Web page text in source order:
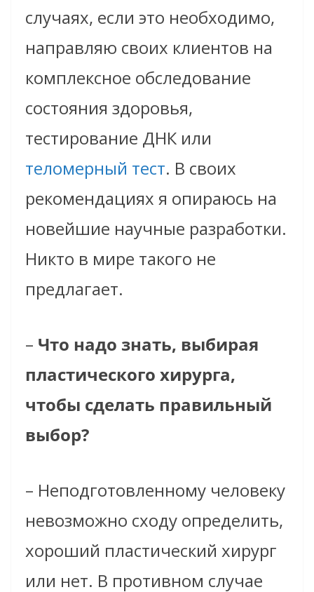
случаях, если это необходимо,
направляю своих клиентов на
комплексное обследование
состояния здоровья,
тестирование ДНК или
теломерный тест. В своих
рекомендациях я опираюсь на
новейшие научные разработки.
Никто в мире такого не
предлагает.
– Что надо знать, выбирая
пластического хирурга,
чтобы сделать правильный
выбор?
– Неподготовленному человеку
невозможно сходу определить,
хороший пластический хирург
или нет. В противном случае